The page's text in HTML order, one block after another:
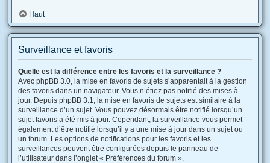
Haut
Surveillance et favoris
Quelle est la différence entre les favoris et la surveillance ?
Avec phpBB 3.0, la mise en favoris de sujets s’apparentait à la gestion
des favoris dans un navigateur. Vous n’étiez pas notifié des mises à
jour. Depuis phpBB 3.1, la mise en favoris de sujets est similaire à la
surveillance d’un sujet. Vous pouvez désormais être notifié lorsqu’un
sujet favoris a été mis à jour. Cependant, la surveillance vous permet
également d’être notifié lorsqu’il y a une mise à jour dans un sujet ou
un forum. Les options de notifications pour les favoris et les
surveillances peuvent être configurées depuis le panneau de
l’utilisateur dans l’onglet « Préférences du forum ».